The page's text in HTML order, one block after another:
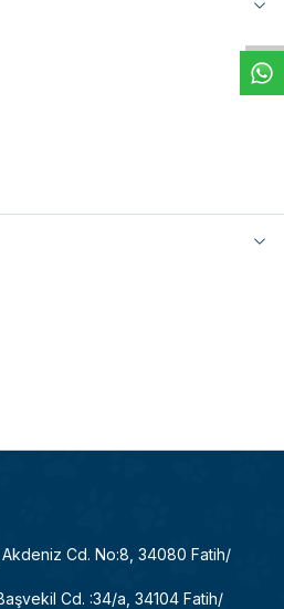
Cd. No:8, 34080 Fatih/
Cd. :34/a, 34104 Fatih/